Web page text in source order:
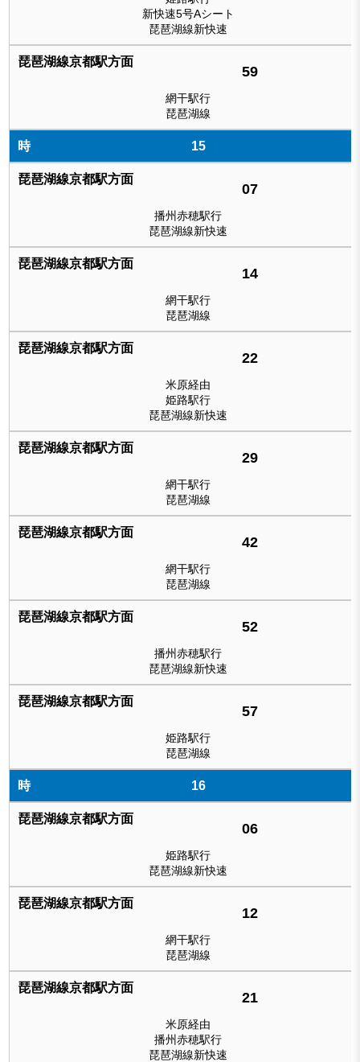
新快速5号Aシート
琵琶湖線新快速
59
網干駅行
琵琶湖線
15
07
播州赤穂駅行
琵琶湖線新快速
14
網干駅行
琵琶湖線
22
米原経由
姫路駅行
琵琶湖線新快速
29
網干駅行
琵琶湖線
42
網干駅行
琵琶湖線
52
播州赤穂駅行
琵琶湖線新快速
57
姫路駅行
琵琶湖線
16
06
姫路駅行
琵琶湖線新快速
12
網干駅行
琵琶湖線
21
米原経由
播州赤穂駅行
琵琶湖線新快速